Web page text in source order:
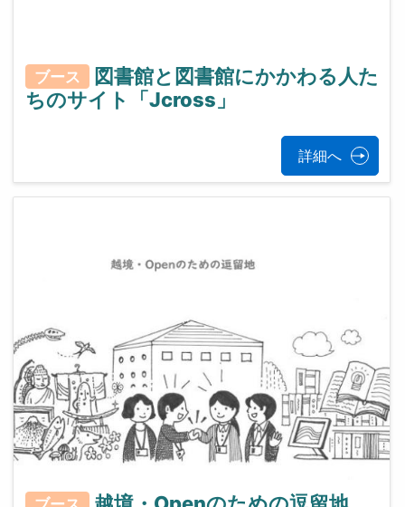
ブース
図書館と図書館にかかわる人た
ちのサイト「Jcross」
詳細へ